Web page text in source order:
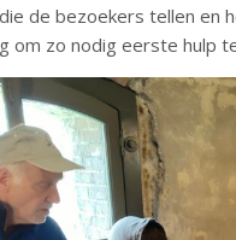
de bezoekers tellen en
om zo nodig eerste hulp